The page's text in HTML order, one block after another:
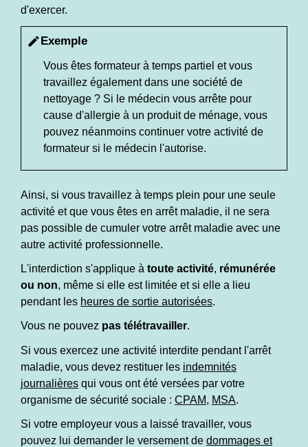
d'exercer.
editExemple
Vous êtes formateur à temps partiel et vous
travaillez également dans une société de
nettoyage ? Si le médecin vous arrête pour
cause d'allergie à un produit de ménage, vous
pouvez néanmoins continuer votre activité de
formateur si le médecin l'autorise.
Ainsi, si vous travaillez à temps plein pour une seule
activité et que vous êtes en arrêt maladie, il ne sera
pas possible de cumuler votre arrêt maladie avec une
autre activité professionnelle.
L'interdiction s'applique à toute activité, rémunérée
ou non, même si elle est limitée et si elle a lieu
pendant les heures de sortie autorisées.
Vous ne pouvez pas télétravailler.
Si vous exercez une activité interdite pendant l'arrêt
maladie, vous devez restituer les indemnités
journalières qui vous ont été versées par votre
organisme de sécurité sociale : CPAM, MSA.
Si votre employeur vous a laissé travailler, vous
pouvez lui demander le versement de dommages et